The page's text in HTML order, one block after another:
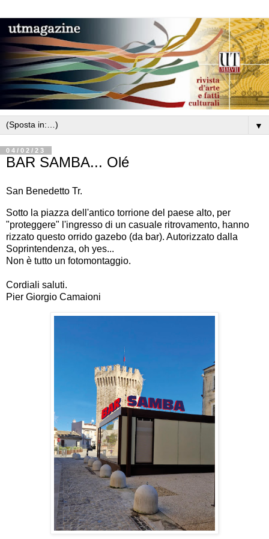
▼
04/02/23
BAR SAMBA... Olé
San Benedetto Tr.
Sotto la piazza dell'antico torrione del paese alto, per
"proteggere" l'ingresso di un casuale ritrovamento, hanno
rizzato questo orrido gazebo (da bar). Autorizzato dalla
Soprintendenza, oh yes...
Non è tutto un fotomontaggio.
Cordiali saluti.
Pier Giorgio Camaioni